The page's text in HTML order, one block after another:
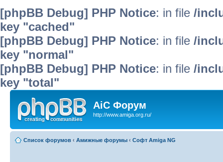
[phpBB Debug] PHP Notice: in file /
key "cached"
[phpBB Debug] PHP Notice: in file /
key "normal"
[phpBB Debug] PHP Notice: in file /
key "total"
AiC Форум
http://www.amiga.org.ru/
Список форумов ‹ Амижные форумы ‹ Софт Amiga NG